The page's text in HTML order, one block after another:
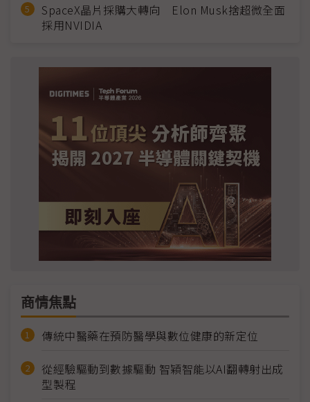
SpaceX晶片採購大轉向 Elon Musk捨超微全面
採用NVIDIA
商情焦點
傳統中醫藥在預防醫學與數位健康的新定位
從經驗驅動到數據驅動 智穎智能以AI翻轉射出成
型製程